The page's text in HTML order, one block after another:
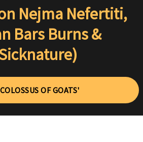
Nejma Nefertiti,
Bars Burns &
OF GOATS'